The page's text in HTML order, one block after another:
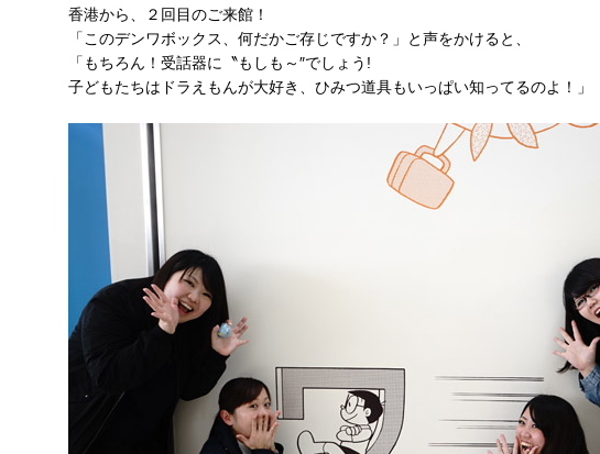
香港から、２回目のご来館！
「このデンワボックス、何だかご存じですか？」と声をかけると、
「もちろん！受話器に〝もしも～″でしょう!
子どもたちはドラえもんが大好き、ひみつ道具もいっぱい知ってるのよ！」